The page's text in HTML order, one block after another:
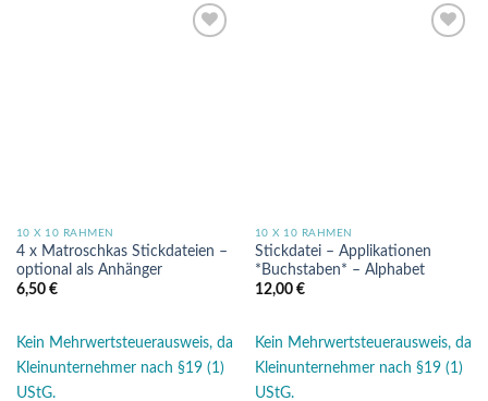
10 X 10 RAHMEN
4 x Matroschkas Stickdateien –
optional als Anhänger
6,50 €
Kein Mehrwertsteuerausweis, da
Kleinunternehmer nach §19 (1)
UStG.
10 X 10 RAHMEN
Stickdatei – Applikationen
*Buchstaben* – Alphabet
12,00 €
Kein Mehrwertsteuerausweis, da
Kleinunternehmer nach §19 (1)
UStG.